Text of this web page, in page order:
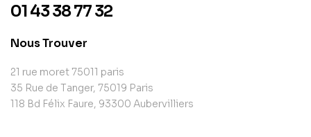
01 43 38 77 32
Nous Trouver
21 rue moret 75011 paris
35 Rue de Tanger, 75019 Paris
118 Bd Félix Faure, 93300 Aubervilliers